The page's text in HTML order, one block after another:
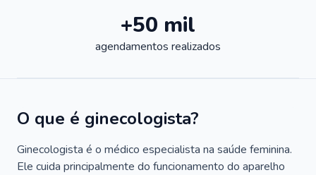
+50 mil
agendamentos realizados
O que é ginecologista?
Ginecologista é o médico especialista na saúde feminina.
Ele cuida principalmente do funcionamento do aparelho